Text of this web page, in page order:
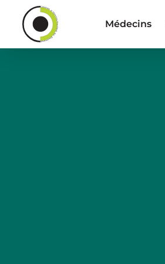
Médecins